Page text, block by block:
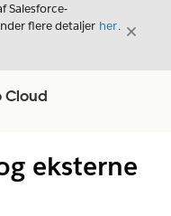
Salesforce-
flere detaljer her.
Luk
Cloud
eksterne